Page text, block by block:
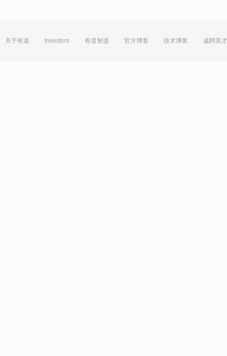
关于有道 Investors 有道智选 官方博客 技术博客 诚聘英才